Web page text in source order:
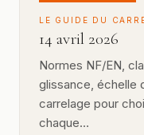
LE GUIDE DU
14 avril 2026
Normes NF/EN,
glissance, échelle
carrelage pour
chaque…